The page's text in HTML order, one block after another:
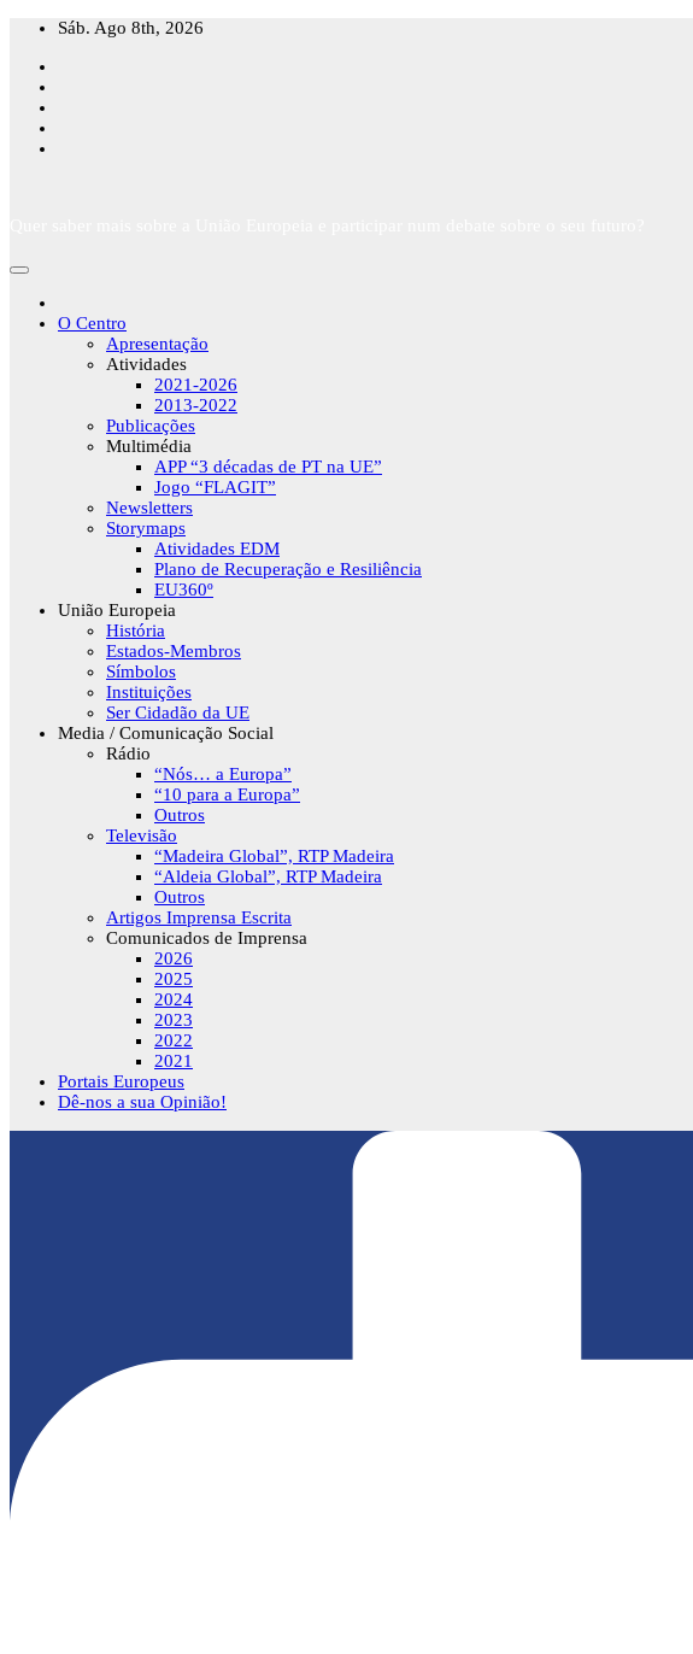
Skip
content
Sáb. Ago 8th, 2026
O Centro
Apresentação
Atividades
2021-2026
2013-2022
Publicações
Multimédia
APP “3 décadas de PT na UE”
Jogo “FLAGIT”
Newsletters
Storymaps
Atividades EDM
Plano de Recuperação e Resiliência
EU360º
União Europeia
História
Estados-Membros
Símbolos
Instituições
Ser Cidadão da UE
Media / Comunicação Social
Rádio
“Nós… a Europa”
“10 para a Europa”
Outros
Televisão
“Madeira Global”, RTP Madeira
“Aldeia Global”, RTP Madeira
Outros
Artigos Imprensa Escrita
Comunicados de Imprensa
2026
2025
2024
2023
2022
2021
Portais Europeus
Dê-nos a sua Opinião!